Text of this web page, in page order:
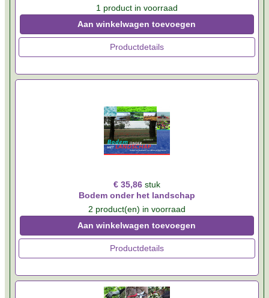
1 product in voorraad
Aan winkelwagen toevoegen
Productdetails
€ 35,86 stuk
Bodem onder het landschap
2 product(en) in voorraad
Aan winkelwagen toevoegen
Productdetails